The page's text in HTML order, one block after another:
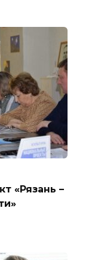
«Рязань –